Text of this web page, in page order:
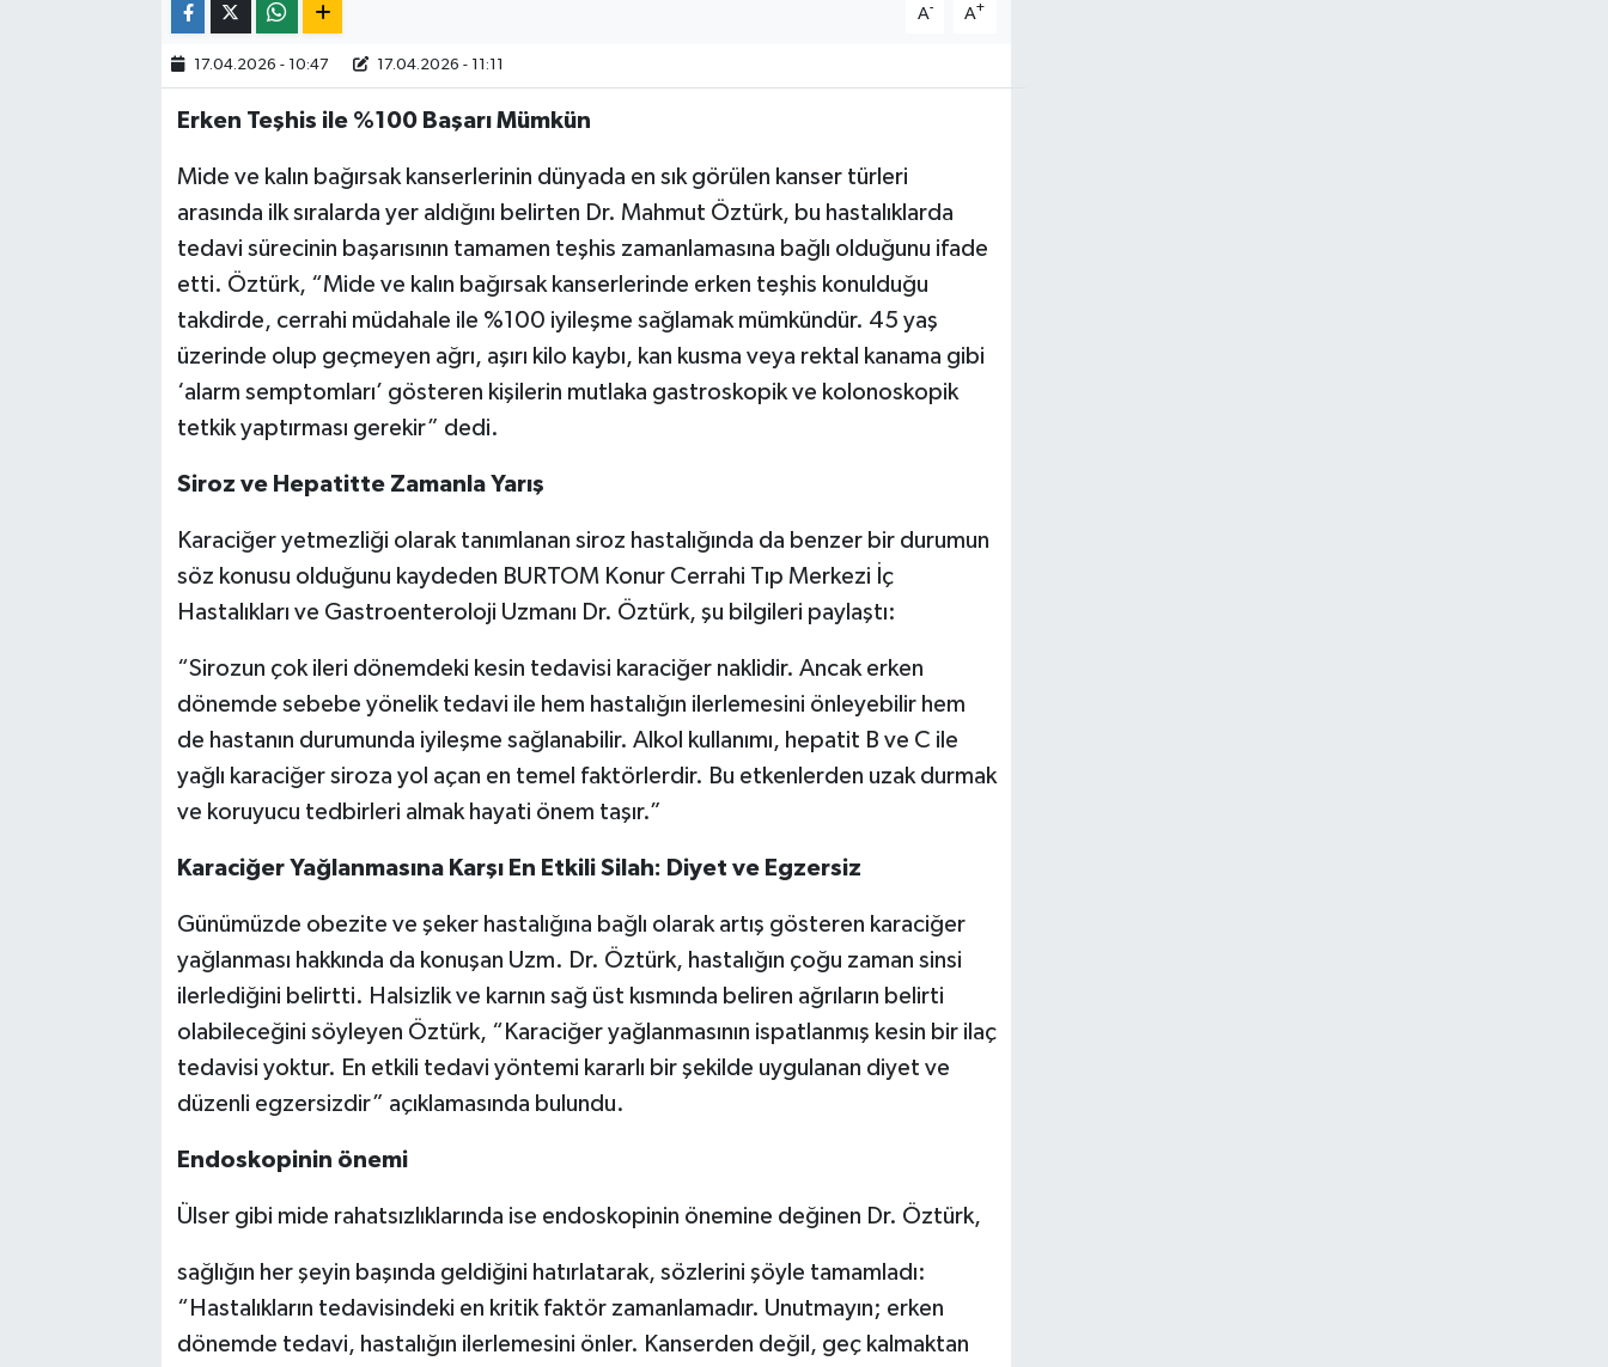
A- A+
17.04.2026 - 10:47 17.04.2026 - 11:11
Erken Teşhis ile %100 Başarı Mümkün
Mide ve kalın bağırsak kanserlerinin dünyada en sık görülen kanser türleri
arasında ilk sıralarda yer aldığını belirten Dr. Mahmut Öztürk, bu hastalıklarda
tedavi sürecinin başarısının tamamen teşhis zamanlamasına bağlı olduğunu ifade
etti. Öztürk, “Mide ve kalın bağırsak kanserlerinde erken teşhis konulduğu
takdirde, cerrahi müdahale ile %100 iyileşme sağlamak mümkündür. 45 yaş
üzerinde olup geçmeyen ağrı, aşırı kilo kaybı, kan kusma veya rektal kanama gibi
‘alarm semptomları’ gösteren kişilerin mutlaka gastroskopik ve kolonoskopik
tetkik yaptırması gerekir” dedi.
Siroz ve Hepatitte Zamanla Yarış
Karaciğer yetmezliği olarak tanımlanan siroz hastalığında da benzer bir durumun
söz konusu olduğunu kaydeden BURTOM Konur Cerrahi Tıp Merkezi İç
Hastalıkları ve Gastroenteroloji Uzmanı Dr. Öztürk, şu bilgileri paylaştı:
“Sirozun çok ileri dönemdeki kesin tedavisi karaciğer naklidir. Ancak erken
dönemde sebebe yönelik tedavi ile hem hastalığın ilerlemesini önleyebilir hem
de hastanın durumunda iyileşme sağlanabilir. Alkol kullanımı, hepatit B ve C ile
yağlı karaciğer siroza yol açan en temel faktörlerdir. Bu etkenlerden uzak durmak
ve koruyucu tedbirleri almak hayati önem taşır.”
Karaciğer Yağlanmasına Karşı En Etkili Silah: Diyet ve Egzersiz
Günümüzde obezite ve şeker hastalığına bağlı olarak artış gösteren karaciğer
yağlanması hakkında da konuşan Uzm. Dr. Öztürk, hastalığın çoğu zaman sinsi
ilerlediğini belirtti. Halsizlik ve karnın sağ üst kısmında beliren ağrıların belirti
olabileceğini söyleyen Öztürk, “Karaciğer yağlanmasının ispatlanmış kesin bir ilaç
tedavisi yoktur. En etkili tedavi yöntemi kararlı bir şekilde uygulanan diyet ve
düzenli egzersizdir” açıklamasında bulundu.
Endoskopinin önemi
Ülser gibi mide rahatsızlıklarında ise endoskopinin önemine değinen Dr. Öztürk,
sağlığın her şeyin başında geldiğini hatırlatarak, sözlerini şöyle tamamladı:
“Hastalıkların tedavisindeki en kritik faktör zamanlamadır. Unutmayın; erken
dönemde tedavi, hastalığın ilerlemesini önler. Kanserden değil, geç kalmaktan